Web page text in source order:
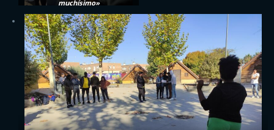
muchísimo»
Valery y Estela
mediante el baile, juegos,
miradas, gestos…